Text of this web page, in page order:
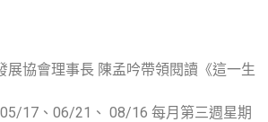
展協會理事長 陳孟吟帶領閱讀《這一生
17、06/21、 08/16 每月第三週星期